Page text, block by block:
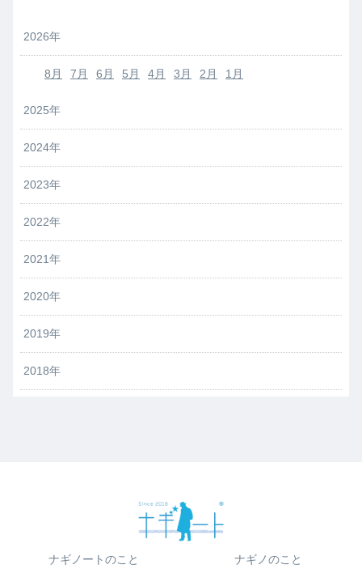
2026年
8月 7月 6月 5月 4月 3月 2月 1月
2025年
2024年
2023年
2022年
2021年
2020年
2019年
2018年
ナギノートのこと ナギノのこと